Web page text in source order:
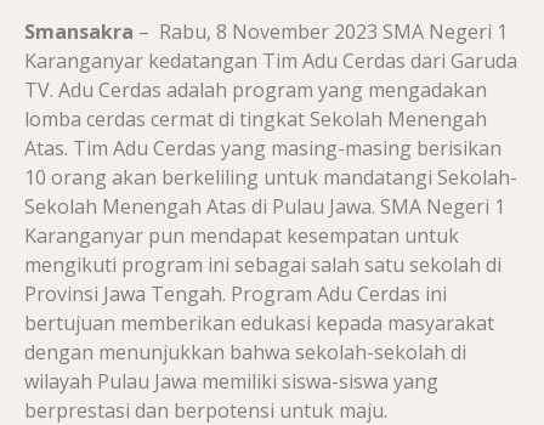
Smansakra – Rabu, 8 November 2023 SMA Negeri 1
Karanganyar kedatangan Tim Adu Cerdas dari Garuda
TV. Adu Cerdas adalah program yang mengadakan
lomba cerdas cermat di tingkat Sekolah Menengah
Atas. Tim Adu Cerdas yang masing-masing berisikan
10 orang akan berkeliling untuk mandatangi Sekolah-
Sekolah Menengah Atas di Pulau Jawa. SMA Negeri 1
Karanganyar pun mendapat kesempatan untuk
mengikuti program ini sebagai salah satu sekolah di
Provinsi Jawa Tengah. Program Adu Cerdas ini
bertujuan memberikan edukasi kepada masyarakat
dengan menunjukkan bahwa sekolah-sekolah di
wilayah Pulau Jawa memiliki siswa-siswa yang
berprestasi dan berpotensi untuk maju.